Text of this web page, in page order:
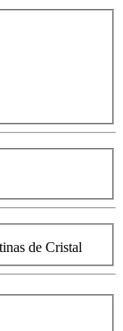
de Cristal